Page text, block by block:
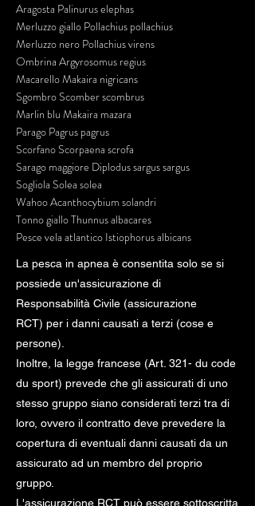
Aragosta Palinurus elephas
Merluzzo giallo Pollachius pollachius
Merluzzo nero Pollachius virens
Ombrina Argyrosomus regius
Macarello Makaira nigricans
Sgombro Scomber scombrus
Marlin blu Makaira mazara
Parago Pagrus pagrus
Scorfano Scorpaena scrofa
Sarago maggiore Diplodus sargus sargus
Sogliola Solea solea
Wahoo Acanthocybium solandri
Tonno giallo Thunnus albacares
Pesce vela atlantico Istiophorus albicans
La pesca in apnea è consentita solo se si
possiede un'assicurazione di
Responsabilità Civile (assicurazione
RCT) per i danni causati a terzi (cose e
persone).
Inoltre, la legge francese (Art. 321- du code
du sport) prevede che gli assicurati di uno
stesso gruppo siano considerati terzi tra di
loro, ovvero il contratto deve prevedere la
copertura di eventuali danni causati da un
assicurato ad un membro del proprio
gruppo.
L'assicurazione RCT può essere sottoscritta